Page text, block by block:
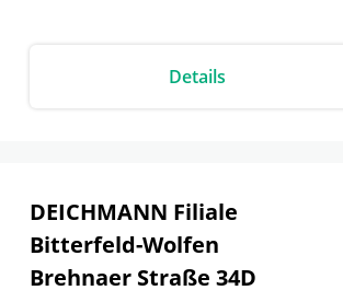
Details
DEICHMANN Filiale
Bitterfeld-Wolfen
Brehnaer Straße 34D